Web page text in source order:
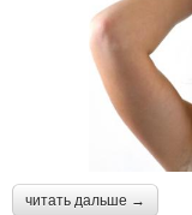
читать дальше →